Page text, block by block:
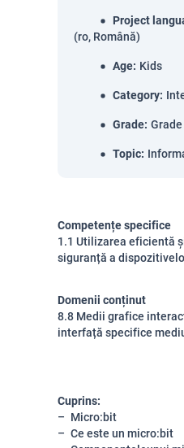
Project
(ro, Română)
Age: Kids
Category:
Grade: Grade
Topic:
Competențe specifice
1.1 Utilizarea eficientă
siguranță a
Domenii conținut
8.8 Medii grafice
interfață specifice
Cuprins:
Micro:bit
Ce este un micro:bit